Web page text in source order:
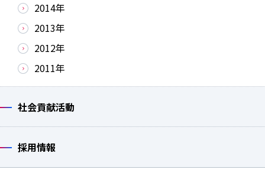
2014年
2013年
2012年
2011年
社会貢献活動
採用情報